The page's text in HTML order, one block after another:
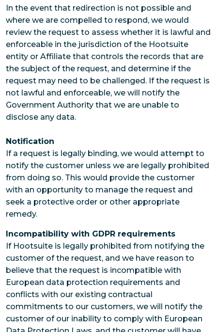
In the event that redirection is not possible and
where we are compelled to respond, we would
review the request to assess whether it is lawful and
enforceable in the jurisdiction of the Hootsuite
entity or Affiliate that controls the records that are
the subject of the request, and determine if the
request may need to be challenged. If the request is
not lawful and enforceable, we will notify the
Government Authority that we are unable to
disclose any data.
Notification
If a request is legally binding, we would attempt to
notify the customer unless we are legally prohibited
from doing so. This would provide the customer
with an opportunity to manage the request and
seek a protective order or other appropriate
remedy.
Incompatibility with GDPR requirements
If Hootsuite is legally prohibited from notifying the
customer of the request, and we have reason to
believe that the request is incompatible with
European data protection requirements and
conflicts with our existing contractual
commitments to our customers, we will notify the
customer of our inability to comply with European